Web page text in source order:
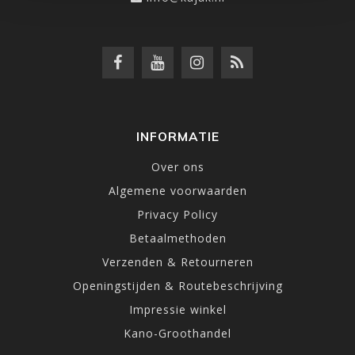
INFORMATIE
Over ons
Algemene voorwaarden
Privacy Policy
Betaalmethoden
Verzenden & Retourneren
Openingstijden & Routebeschrijving
Impressie winkel
Kano-Groothandel